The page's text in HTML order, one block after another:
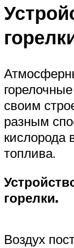
своим
разным
кислорода
топлива.
горелки.
Воздух